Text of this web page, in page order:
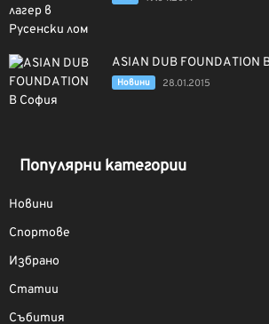
ASIAN DUB FOUNDATION
Новини 28.01.2015
Популярни категории
Новини
Спортове
Избрано
Статии
Събития